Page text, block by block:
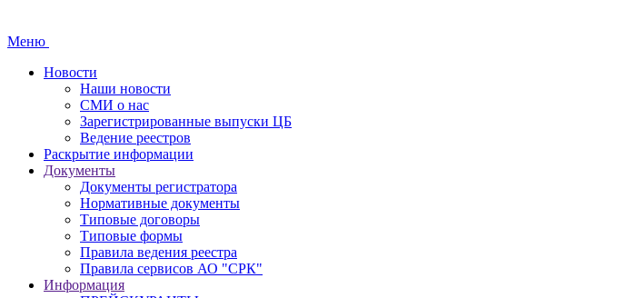
Меню
Новости
Наши новости
СМИ о нас
Зарегистрированные выпуски ЦБ
Ведение реестров
Раскрытие информации
Документы
Документы регистратора
Нормативные документы
Типовые договоры
Типовые формы
Правила ведения реестра
Правила сервисов АО "СРК"
Информация